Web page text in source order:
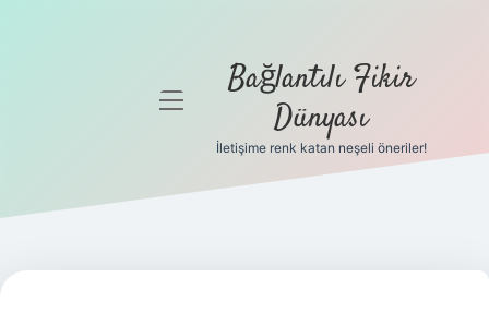
Gizlilik
menüyü
Bağlantılı Fikir
Dünyası
İletişime renk katan neşeli öneriler!